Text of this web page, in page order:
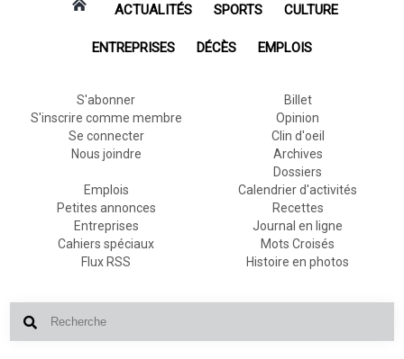
ACTUALITÉS SPORTS CULTURE
ENTREPRISES DÉCÈS EMPLOIS
S'abonner
S'inscrire comme membre
Se connecter
Nous joindre
Billet
Opinion
Clin d'oeil
Archives
Dossiers
Emplois
Petites annonces
Entreprises
Cahiers spéciaux
Flux RSS
Calendrier d'activités
Recettes
Journal en ligne
Mots Croisés
Histoire en photos